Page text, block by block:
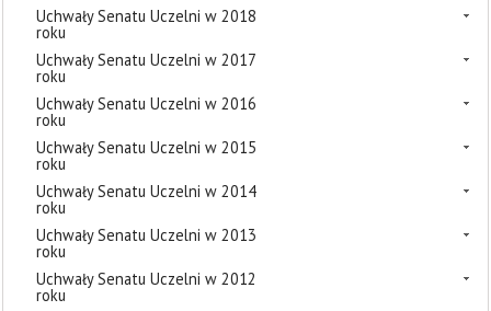
Uchwały Senatu Uczelni w 2018
roku
Uchwały Senatu Uczelni w 2017
roku
Uchwały Senatu Uczelni w 2016
roku
Uchwały Senatu Uczelni w 2015
roku
Uchwały Senatu Uczelni w 2014
roku
Uchwały Senatu Uczelni w 2013
roku
Uchwały Senatu Uczelni w 2012
roku